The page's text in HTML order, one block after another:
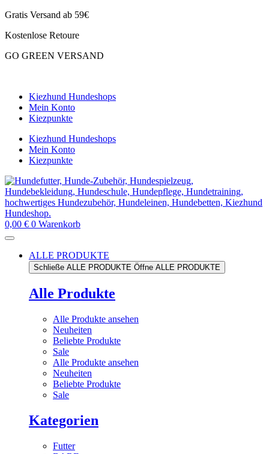
Zum
springen
Gratis Versand ab 59€
Kostenlose Retoure
GO GREEN VERSAND
Kiezhund Hundeshops
Mein Konto
Kiezpunkte
Kiezhund Hundeshops
Mein Konto
Kiezpunkte
0,00 € 0 Warenkorb
ALLE PRODUKTE
Schließe ALLE PRODUKTE Öffne ALLE PRODUKTE
Alle Produkte
Alle Produkte ansehen
Neuheiten
Beliebte Produkte
Sale
Alle Produkte ansehen
Neuheiten
Beliebte Produkte
Sale
Kategorien
Futter